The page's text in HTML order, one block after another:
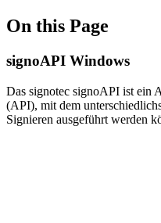
On this Page
signoAPI Windows
Das signotec signoAPI ist ein
(API), mit dem
Signieren ausgeführt werden